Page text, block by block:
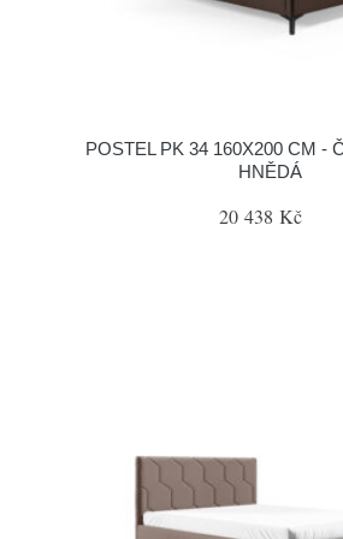
POSTEL PK 34 160X200 CM -
HNĚDÁ
20 438 Kč